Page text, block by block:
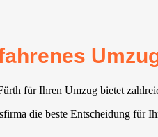
für Ihren Umzug bietet
die beste Entscheidung für